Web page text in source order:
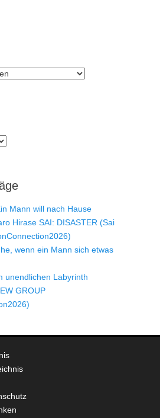
Mann will nach Hause
Hirase SAI: DISASTER (Sai
wenn ein Mann sich etwas
unendlichen Labyrinth
GROUP